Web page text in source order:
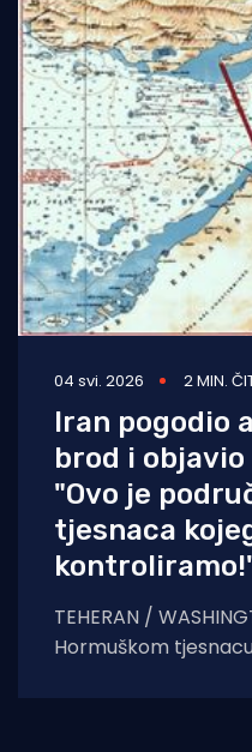
04 svi. 2026 2 MIN.
Iran pogodio
brod i
"Ovo je
tjesnaca
TEHERAN /
Hormuškom